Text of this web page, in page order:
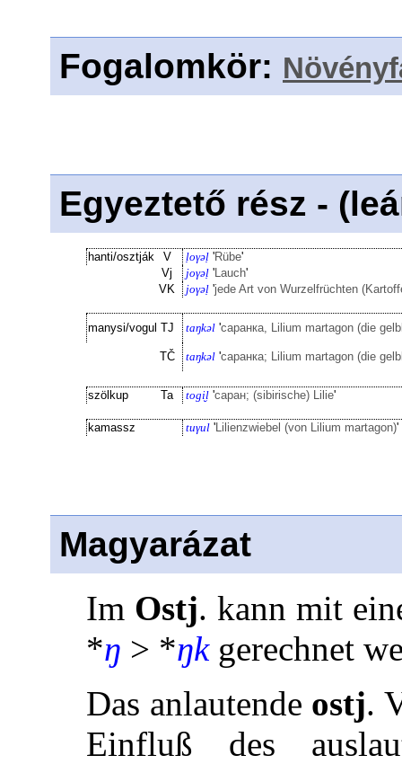
Fogalomkör:
Egyeztető rész -
hanti/osztják V ḷoγəḷ 'Rübe'
Vj
joγəḷ 'Lauch'
VK
joγəḷ 'jede Art von Wurzelfrüchten
manysi/vogul TJ taŋkəl 'саранка, Lilium martagon (die
TČ taŋkəl 'саранка; Lilium martagon (die
szölkup Ta togi̮l 'cаран; (sibirische) Lilie'
kamassz tuγul 'Lilienzwiebel (von Lilium martagon)'
Magyarázat
Im Ostj. kann mit
*ŋ > *ŋkgerechnet
Das anlautende ostj.
Einfluß des